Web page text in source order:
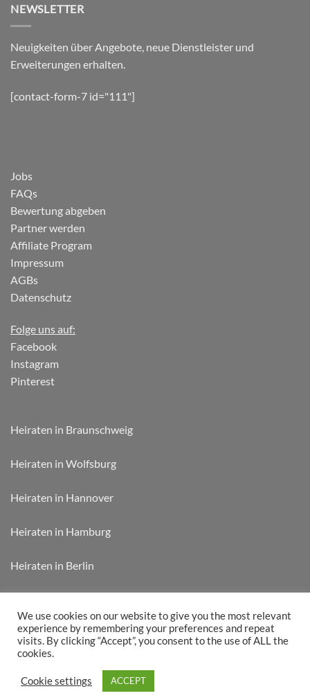
NEWSLETTER
Neuigkeiten über Angebote, neue Dienstleister und
Erweiterungen erhalten.
[contact-form-7 id="111"]
Jobs
FAQs
Bewertung abgeben
Partner werden
Affiliate Program
Impressum
AGBs
Datenschutz
Folge uns auf:
Facebook
Instagram
Pinterest
Heiraten in Braunschweig
Heiraten in Wolfsburg
Heiraten in Hannover
Heiraten in Hamburg
Heiraten in Berlin
WEDDIFY CARD „JETZT KAUFEN“
Copyright 2026 © Weddify
We use cookies on our website to give you the most relevant
experience by remembering your preferences and repeat
visits. By clicking “Accept”, you consent to the use of ALL the
cookies.
Cookie settings ACCEPT